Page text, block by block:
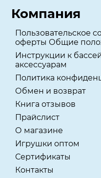
Компания
Пользовательское
оферты Общие
Инструкции к
аксессуарам
Политика
Обмен и возврат
Книга отзывов
Прайслист
О магазине
Игрушки оптом
Сертификаты
Контакты